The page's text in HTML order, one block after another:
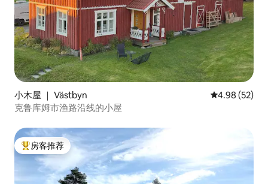
小木屋 ｜ Västbyn 平均评分
4.98 (52)
克鲁库姆市渔路沿线的小屋
热门「房客推荐」
房客推荐